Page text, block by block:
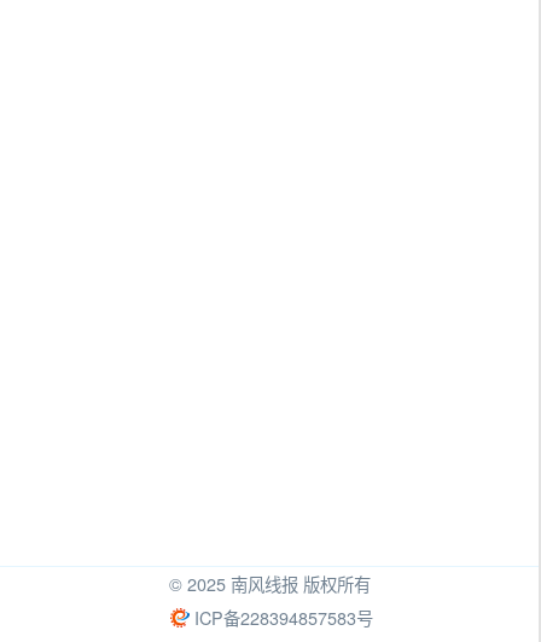
© 2025 南风线报 版权所有
ICP备228394857583号